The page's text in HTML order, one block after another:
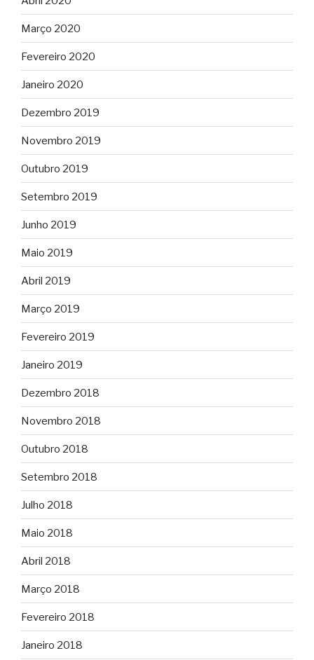
Março 2020
Fevereiro 2020
Janeiro 2020
Dezembro 2019
Novembro 2019
Outubro 2019
Setembro 2019
Junho 2019
Maio 2019
Abril 2019
Março 2019
Fevereiro 2019
Janeiro 2019
Dezembro 2018
Novembro 2018
Outubro 2018
Setembro 2018
Julho 2018
Maio 2018
Abril 2018
Março 2018
Fevereiro 2018
Janeiro 2018